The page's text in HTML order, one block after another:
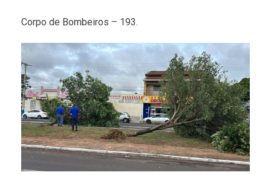
Corpo de Bombeiros – 193.